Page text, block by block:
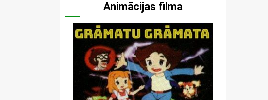
Animācijas filma